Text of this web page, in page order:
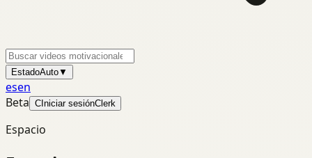
EstadoAuto▼
esen
Beta C Iniciar sesiónClerk
Espacio